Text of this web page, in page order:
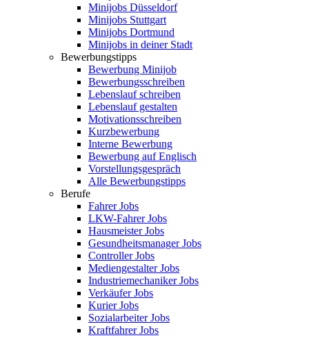
Minijobs Düsseldorf
Minijobs Stuttgart
Minijobs Dortmund
Minijobs in deiner Stadt
Bewerbungstipps
Bewerbung Minijob
Bewerbungsschreiben
Lebenslauf schreiben
Lebenslauf gestalten
Motivationsschreiben
Kurzbewerbung
Interne Bewerbung
Bewerbung auf Englisch
Vorstellungsgespräch
Alle Bewerbungstipps
Berufe
Fahrer Jobs
LKW-Fahrer Jobs
Hausmeister Jobs
Gesundheitsmanager Jobs
Controller Jobs
Mediengestalter Jobs
Industriemechaniker Jobs
Verkäufer Jobs
Kurier Jobs
Sozialarbeiter Jobs
Kraftfahrer Jobs